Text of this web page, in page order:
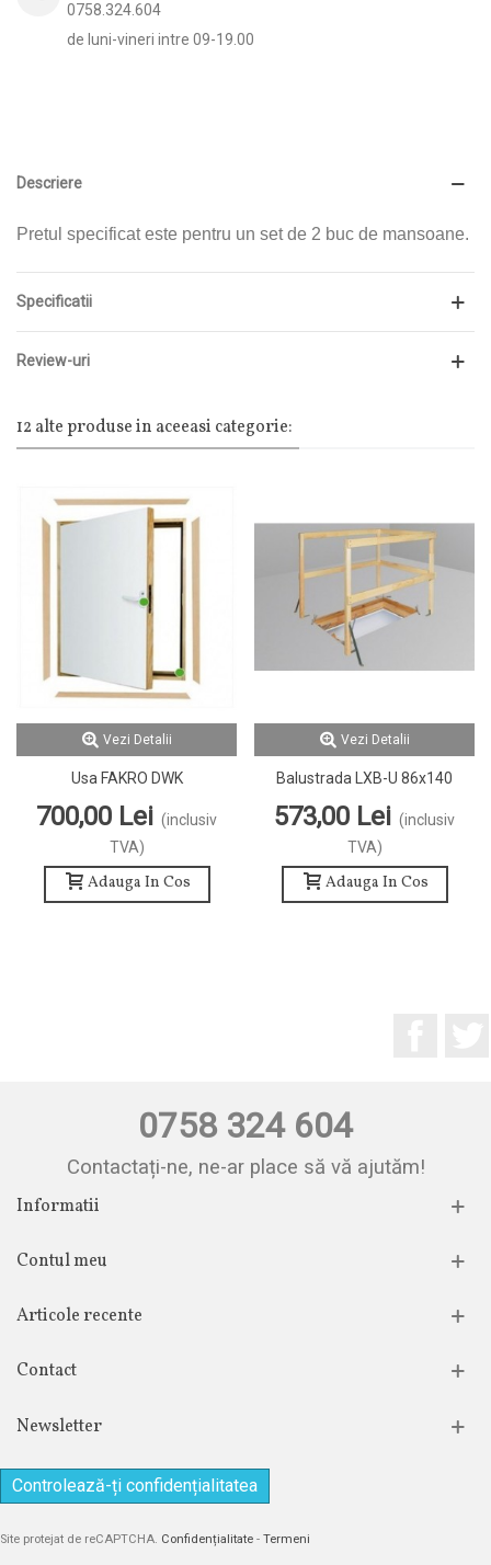
0758.324.604
de luni-vineri intre 09-19.00
Descriere
Pretul specificat este pentru un set de 2 buc de mansoane.
Specificatii
Review-uri
12 alte produse in aceeasi categorie:
Vezi Detalii
Usa FAKRO DWK
700,00 Lei (inclusiv
TVA)
Adauga In Cos
Vezi Detalii
Balustrada LXB-U 86x140
573,00 Lei (inclusiv
TVA)
Adauga In Cos
0758 324 604
Contactați-ne, ne-ar place să vă ajutăm!
Informatii
Contul meu
Articole recente
Contact
Newsletter
Controlează-ți confidențialitatea
Site protejat de reCAPTCHA. Confidențialitate - Termeni